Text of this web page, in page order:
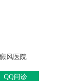
风医院
QQ问诊